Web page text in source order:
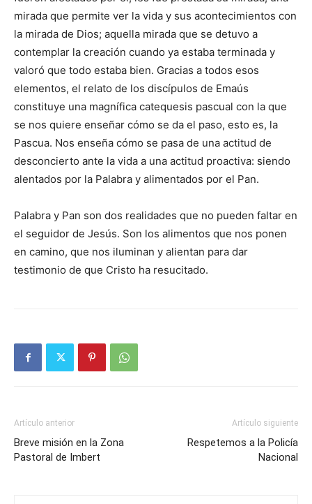
mirada que permite ver la vida y sus acontecimientos con
la mirada de Dios; aquella mirada que se de­tuvo a
contemplar la creación cuando ya estaba terminada y
valoró que todo estaba bien. Gracias a todos esos
elementos, el relato de los discípulos de Emaús
constituye una magnífica catequesis pascual con la que
se nos quiere en­señar cómo se da el paso, esto es, la
Pascua. Nos enseña cómo se pasa de una actitud de
desconcierto ante la vida a una actitud proactiva: siendo
alentados por la Palabra y alimentados por el Pan.
Palabra y Pan son dos realidades que no pueden faltar en
el seguidor de Jesús. Son los alimentos que nos ponen
en camino, que nos iluminan y alientan para dar
testimonio de que Cristo ha resucitado.
Artículo anterior
Breve misión en la Zona
Pastoral de Imbert
Artículo siguiente
Respetemos a la Policía
Nacional